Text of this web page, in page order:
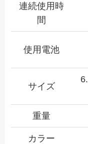
連続使用時
間
使用電池
サイズ
重量
カラー